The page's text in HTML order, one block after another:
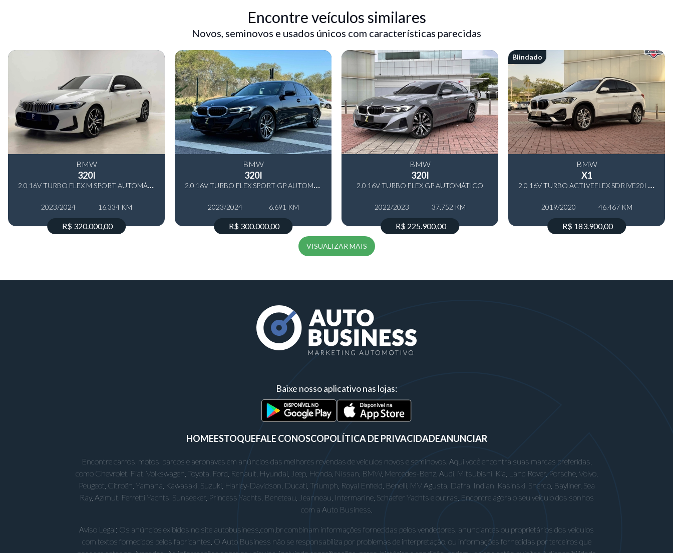
Bluetooth:Sim
Teto solar
Piloto automático:Sim
Multimídia:Sim - idrive connecteddrive
Sensor de chuva:Sim
Sensor de estacionamento:Dianteiro / traseiro / câmeras 360°
Encontre veículos similares
Novos, seminovos e usados únicos com características parecidas
BMW
320I
2
.0 16V TURBO FLEX M SPORT AUTOMÁTICO
2023/2024 16.334 KM
R$ 320.000,00
BMW
320I
2
.0 16V TURBO FLEX SPORT GP AUTOMÁTICO
2023/2024 6.691 KM
R$ 300.000,00
BMW
320I
2.0 16V TURBO FLEX GP AUTOMÁTICO
2022/2023 37.752 KM
R$ 225.900,00
Blindado
BMW
X1
2
.0 16V TURBO ACTIVEFLEX SDRIVE20I 4P AUTOMÁTICO
2019/2020 46.467 KM
R$ 183.900,00
VISUALIZAR MAIS
Baixe nosso aplicativo nas lojas:
HOMEESTOQUEFALE CONOSCOPOLÍTICA DE PRIVACIDADEANUNCIAR
Encontre carros, motos, barcos e aeronaves em anúncios das melhores revendas de veículos novos e seminovos. Aqui você encontra suas marcas preferidas,
como Chevrolet, Fiat, Volkswagen, Toyota, Ford, Renault, Hyundai, Jeep, Honda, Nissan, BMW, Mercedes-Benz, Audi, Mitsubishi, Kia, Land Rover, Porsche, Volvo,
Peugeot, Citroën, Yamaha, Kawasaki, Suzuki, Harley-Davidson, Ducati, Triumph, Royal Enfield, Benelli, MV Agusta, Dafra, Indian, Kasinski, Sherco, Bayliner, Sea
Ray, Azimut, Ferretti Yachts, Sunseeker, Princess Yachts, Beneteau, Jeanneau, Intermarine, Schaefer Yachts e outras. Encontre agora o seu veículo dos sonhos
com a Auto Business.
Aviso Legal: Os anúncios exibidos no site autobusiness.com.br combinam informações fornecidas pelos vendedores, anunciantes ou proprietários dos veículos
com textos fornecidos pelos fabricantes. O Auto Business não se responsabiliza por problemas de interpretação, ou informações fornecidas por terceiros que